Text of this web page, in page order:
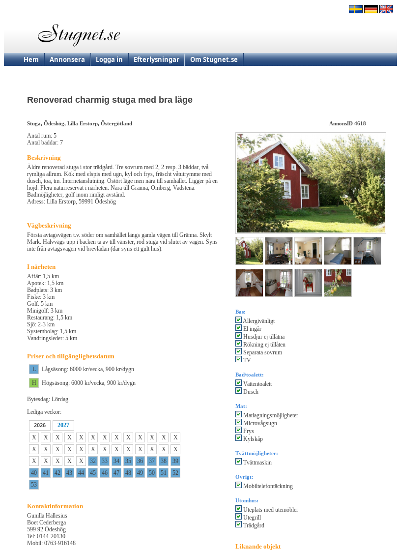
Hem Annonsera Logga in Efterlysningar Om Stugnet.se
Renoverad charmig stuga med bra läge
Stuga, Ödeshög, Lilla Erstorp, Östergötland AnnonsID 4618
Antal rum: 5
Antal bäddar: 7
Beskrivning
Äldre renoverad stuga i stor trädgård. Tre sovrum med 2, 2 resp. 3 bäddar, två
rymliga allrum. Kök med elspis med ugn, kyl och frys, fräscht våtutrymme med
dusch, toa, tm. Internetanslutning. Ostört läge men nära till samhället. Ligger på en
höjd. Flera naturreservat i närheten. Nära till Gränna, Omberg, Vadstena.
Badmöjligheter, golf inom rimligt avstånd.
Adress: Lilla Erstorp, 59991 Ödeshög
Vägbeskrivning
Första avtagsvägen t.v. söder om samhället längs gamla vägen till Gränna. Skylt
Mark. Halvvägs upp i backen ta av till vänster, röd stuga vid slutet av vägen. Syns
inte från avtagsvägen vid brevlådan (där syns ett gult hus).
I närheten
Affär: 1,5 km
Apotek: 1,5 km
Badplats: 3 km
Fiske: 3 km
Golf: 5 km
Minigolf: 3 km
Restaurang: 1,5 km
Sjö: 2-3 km
Systembolag: 1,5 km
Vandringsleder: 5 km
Priser och tillgänglighetsdatum
L
Lågsäsong: 6000 kr/vecka, 900 kr/dygn
H
Högsäsong: 6000 kr/vecka, 900 kr/dygn
Bytesdag: Lördag
Lediga veckor:
2026
2027
X
X X X X X X X X X X X
X
X
X X X X X X X X X X X
X
X
X X X X 32 33 34 35 36 37 38
39
40
41 42 43 44 45 46 47 48 49 50 51
52
53
Kontaktinformation
Gunilla Hallesius
Boet Cederberga
599 92 Ödeshög
Tel: 0144-20130
Mobil: 0763-916148
Bas:
Allergivänligt
El ingår
Husdjur ej tillåtna
Rökning ej tillåten
Separata sovrum
TV
Bad/toalett:
Vattentoalett
Dusch
Mat:
Matlagningsmöjligheter
Microvågsugn
Frys
Kylskåp
Tvättmöjligheter:
Tvättmaskin
Övrigt:
Mobiltelefontäckning
Utomhus:
Uteplats med utemöbler
Utegrill
Trädgård
Liknande objekt